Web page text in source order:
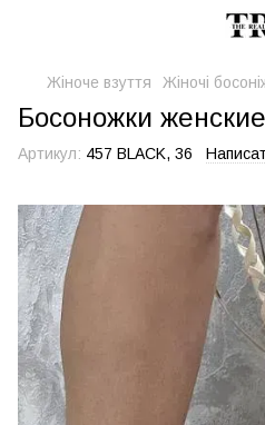
Жіноче взуття Жіночі
Босоножки
Артикул: 457 BLACK, 36